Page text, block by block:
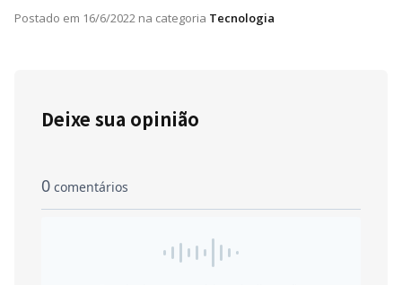
Postado em 16/6/2022 na categoria Tecnologia
Deixe sua opinião